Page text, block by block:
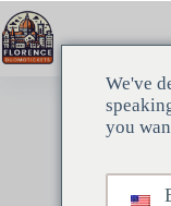
Salta
al
contenuto
We've
you